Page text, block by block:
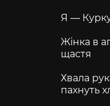
Я —
Жінка в
щастя
Хвала
пахнуть